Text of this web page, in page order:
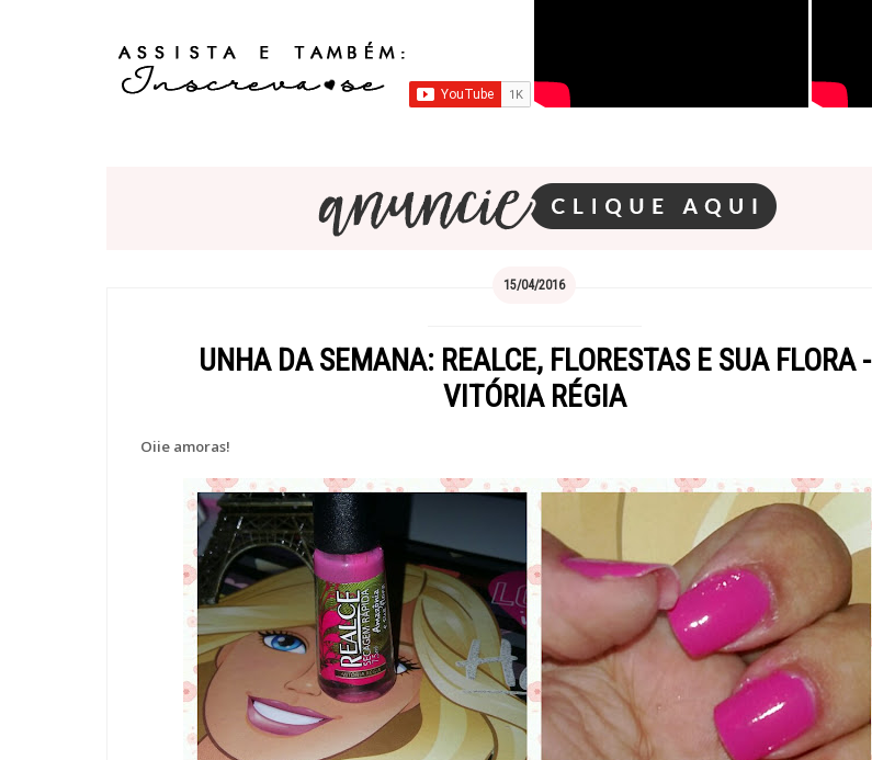
15/04/2016
UNHA DA SEMANA: REALCE, FLORESTAS E SUA FLORA -
VITÓRIA RÉGIA
Oiie amoras!